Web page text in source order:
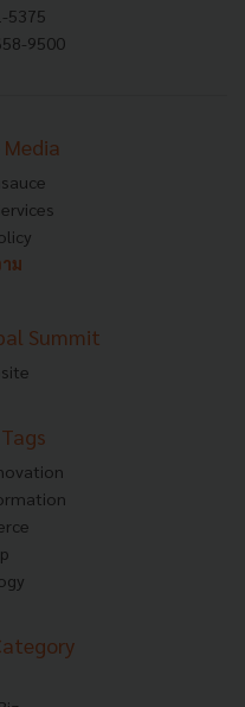
5375
9500
ม
Summit